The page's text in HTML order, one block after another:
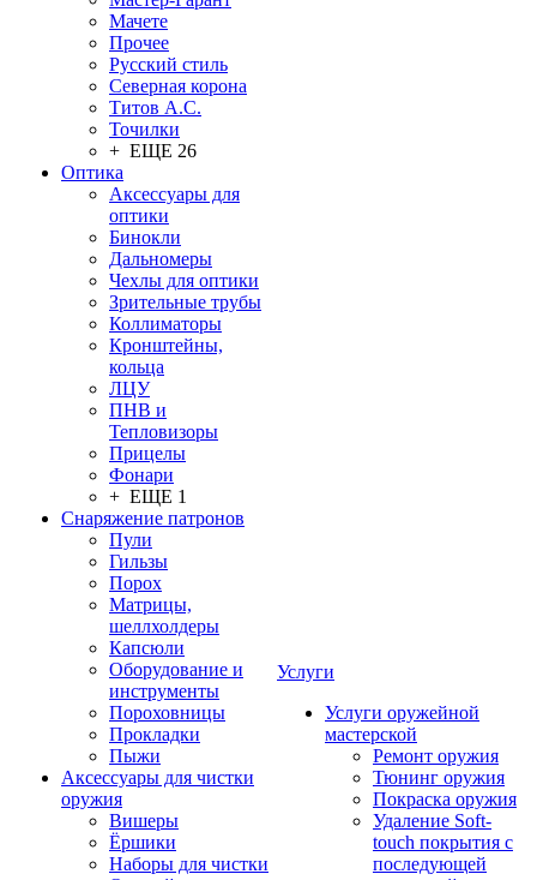
Мачете
Прочее
Русский стиль
Северная корона
Титов А.С.
Точилки
+ ЕЩЕ 26
Оптика
Аксессуары для
оптики
Бинокли
Дальномеры
Чехлы для оптики
Зрительные трубы
Коллиматоры
Кронштейны,
кольца
ЛЦУ
ПНВ и
Тепловизоры
Прицелы
Фонари
+ ЕЩЕ 1
Снаряжение патронов
Пули
Гильзы
Порох
Матрицы,
шеллхолдеры
Капсюли
Оборудование и
инструменты
Пороховницы
Прокладки
Пыжи
Аксессуары для чистки
оружия
Вишеры
Ёршики
Наборы для чистки
Услуги
Услуги оружейной
мастерской
Ремонт оружия
Тюнинг оружия
Покраска оружия
Удаление Soft-
touch покрытия с
последующей